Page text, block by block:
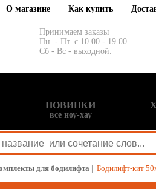
О магазине Как купить
Принимаем заказы
Пн. - Пт. с 10.00 - 19.00
Сб - Вс - выходной.
НОВИНКИ
все ноу-хау
для бодилифта | Бодилифт-кит